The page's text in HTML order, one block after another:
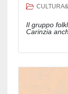
Il gruppo
Carinzia